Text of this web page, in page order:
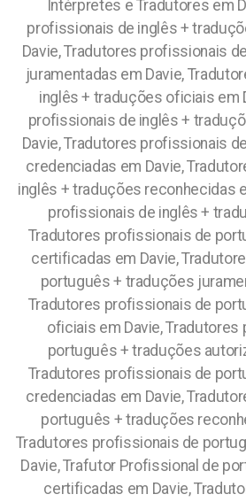
Intérpretes e Tradutores em
profissionais de inglês +
Davie, Tradutores profissionais
juramentadas em Davie,
inglês + traduções oficiais em
profissionais de inglês +
Davie, Tradutores profissionais
credenciadas em Davie,
inglês + traduções reconhecidas
profissionais de inglês +
Tradutores profissionais de
certificadas em Davie,
português + traduções
Tradutores profissionais de
oficiais em Davie,
português + traduções
Tradutores profissionais de
credenciadas em Davie,
português + traduções
Tradutores profissionais de
Davie, Trafutor Profissional de
certificadas em Davie,